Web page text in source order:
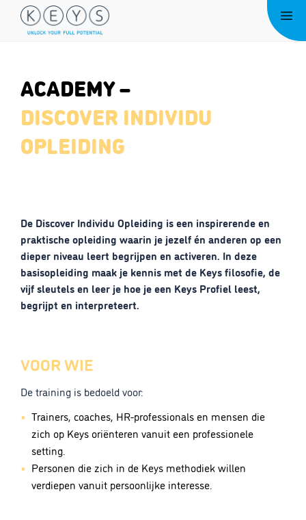
ACADEMY –
DISCOVER INDIVIDU
OPLEIDING
De Discover Individu Opleiding is een inspirerende en
praktische opleiding waarin je jezelf én anderen op een
dieper niveau leert begrijpen en activeren. In deze
basisopleiding maak je kennis met de Keys filosofie, de
vijf sleutels en leer je hoe je een Keys Profiel leest,
begrijpt en interpreteert.
VOOR WIE
De training is bedoeld voor:
Trainers, coaches, HR-professionals en mensen die
zich op Keys oriënteren vanuit een professionele
setting.
Personen die zich in de Keys methodiek willen
verdiepen vanuit persoonlijke interesse.